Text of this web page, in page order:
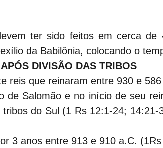
ter sido feitos em cerca
da Babilônia, colocando o
DIVISÃO DAS TRIBOS
reis que reinaram entre 930 e
de Salomão e no início de seu
do Sul (1 Rs 12:1-24;
3 anos entre 913 e 910 a.C.